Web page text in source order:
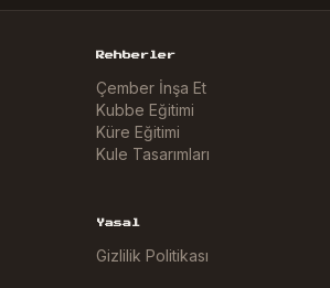
Rehberler
Çember İnşa Et
Kubbe Eğitimi
Küre Eğitimi
Kule Tasarımları
Yasal
Gizlilik Politikası